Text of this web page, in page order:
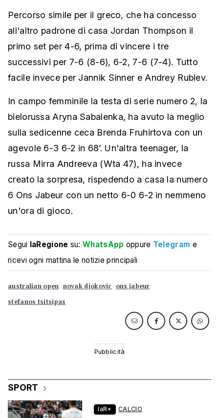
Percorso simile per il greco, che ha concesso
all'altro padrone di casa Jordan Thompson il
primo set per 4-6, prima di vincere i tre
successivi per 7-6 (8-6), 6-2, 7-6 (7-4). Tutto
facile invece per Jannik Sinner e Andrey Rublev.
In campo femminile la testa di serie numero 2, la
bielorussa Aryna Sabalenka, ha avuto la meglio
sulla sedicenne ceca Brenda Fruhirtova con un
agevole 6-3 6-2 in 68’. Un'altra teenager, la
russa Mirra Andreeva (Wta 47), ha invece
creato la sorpresa, rispedendo a casa la numero
6 Ons Jabeur con un netto 6-0 6-2 in nemmeno
un'ora di gioco.
Segui laRegione su:WhatsApp oppure Telegram e
ricevi ogni mattina le notizie principali
australian open novak djokovic ons jabeur
stefanos tsitsipas
SPORT
laR+ CALCIO